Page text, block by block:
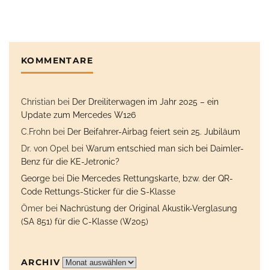
KOMMENTARE
Christian bei Der Dreiliterwagen im Jahr 2025 – ein
Update zum Mercedes W126
C.Frohn bei Der Beifahrer-Airbag feiert sein 25. Jubiläum
Dr. von Opel bei Warum entschied man sich bei Daimler-
Benz für die KE-Jetronic?
George bei Die Mercedes Rettungskarte, bzw. der QR-
Code Rettungs-Sticker für die S-Klasse
Ömer bei Nachrüstung der Original Akustik-Verglasung
(SA 851) für die C-Klasse (W205)
ARCHIV Archiv